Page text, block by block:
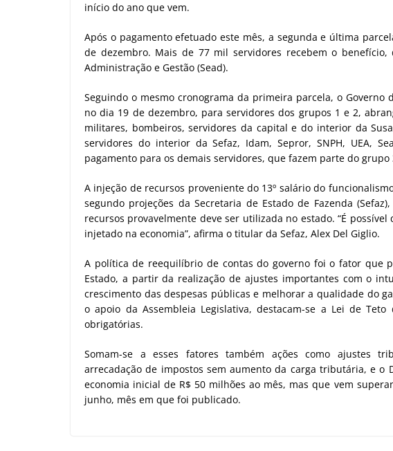
início do ano que vem.
Após o pagamento efetuado este mês, a segunda e última
de dezembro. Mais de 77 mil servidores recebem o
Administração e Gestão (Sead).
Seguindo o mesmo cronograma da primeira parcela, o Governo
no dia 19 de dezembro, para servidores dos grupos 1 e 2,
militares, bombeiros, servidores da capital e do interior da
servidores do interior da Sefaz, Idam, Sepror, SNPH, UEA,
pagamento para os demais servidores, que fazem parte do grupo
A injeção de recursos proveniente do 13º salário do
segundo projeções da Secretaria de Estado de Fazenda
recursos provavelmente deve ser utilizada no estado. “É
injetado na economia”, afirma o titular da Sefaz, Alex Del Giglio.
A política de reequilíbrio de contas do governo foi o fator que
Estado, a partir da realização de ajustes importantes com o
crescimento das despesas públicas e melhorar a qualidade do
o apoio da Assembleia Legislativa, destacam-se a Lei de
obrigatórias.
Somam-se a esses fatores também ações como ajustes
arrecadação de impostos sem aumento da carga tributária, e o
economia inicial de R$ 50 milhões ao mês, mas que vem
junho, mês em que foi publicado.